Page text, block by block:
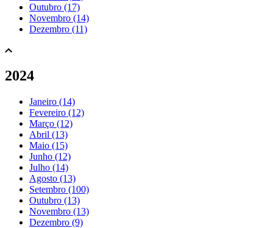
Outubro (17)
Novembro (14)
Dezembro (11)
2024
Janeiro (14)
Fevereiro (12)
Março (12)
Abril (13)
Maio (15)
Junho (12)
Julho (14)
Agosto (13)
Setembro (100)
Outubro (13)
Novembro (13)
Dezembro (9)